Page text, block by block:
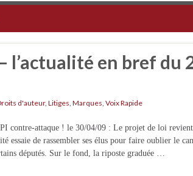
l’actualité en bref du
d'auteur, Litiges, Marques, Voix Rapide
contre-attaque ! le 30/04/09 : Le projet de loi revient
essaie de rassembler ses élus pour faire oublier le
députés. Sur le fond, la riposte graduée …